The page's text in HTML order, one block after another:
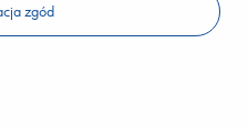
zgód